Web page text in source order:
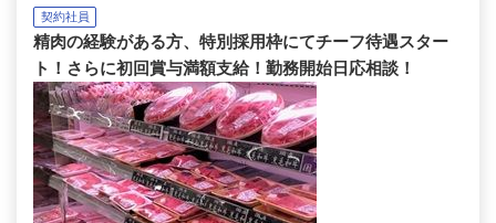
契約社員
精肉の経験がある方、特別採用枠にてチーフ待遇スター
ト！さらに初回賞与満額支給！勤務開始日応相談！